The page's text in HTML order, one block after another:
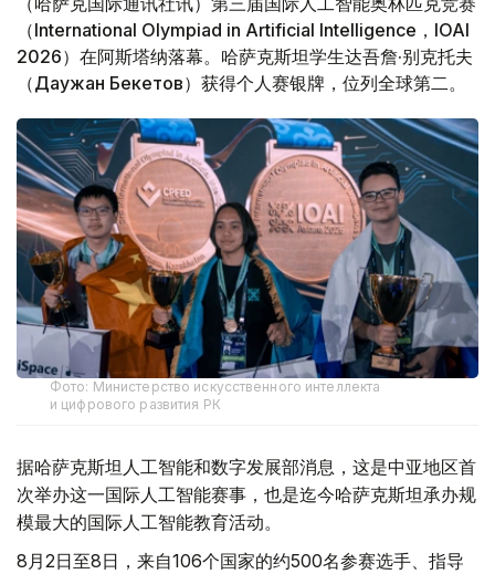
（International Olympiad in Artificial Intelligence，IOAI
2026）在阿斯塔纳落幕。哈萨克斯坦学生达吾詹·别克托夫
（Даужан Бекетов）获得个人赛银牌，位列全球第二。
Фото: Министерство искусственного интеллекта
и цифрового развития РК
据哈萨克斯坦人工智能和数字发展部消息，这是中亚地区首
次举办这一国际人工智能赛事，也是迄今哈萨克斯坦承办规
模最大的国际人工智能教育活动。
8月2日至8日，来自106个国家的约500名参赛选手、指导